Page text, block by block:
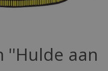
''Hulde aan